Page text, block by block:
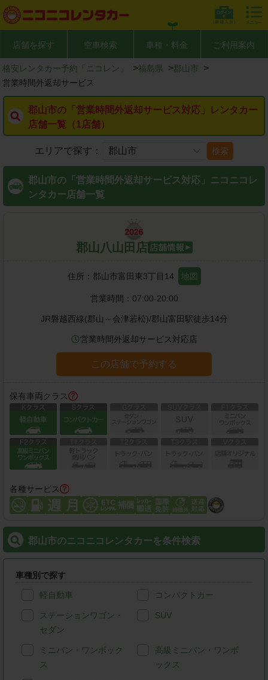
店舗を探す 空車検索 車種・料金 ご利用案内
格安レンタカー予約「ニコレン」 >福島県 >郡山市 >
営業時間外返却サービス
郡山市の「営業時間外返却サービス対応」レンタカー
店舗一覧（1店舗）
エリアで探す： 検索
郡山市の「営業時間外返却サービス対応」ニコニコレ
ンタカー店舗一覧
郡山八山田店
住所： 郡山市富田東3丁目14 地図
営業時間： 07:00-20:00
JR磐越西線(郡山～会津若松)/郡山富田駅徒歩14分
営業時間外返却サービス対応店
この店舗で予約する
保有車両クラス
各種サービス
郡山市のニコニコレンタカーを条件検索
車種別で探す
軽自動車 コンパクトカー
ステーションワゴン・
セダン
SUV
ミニバン・ワンボック
ス
高級ミニバン・ワンボ
ックス